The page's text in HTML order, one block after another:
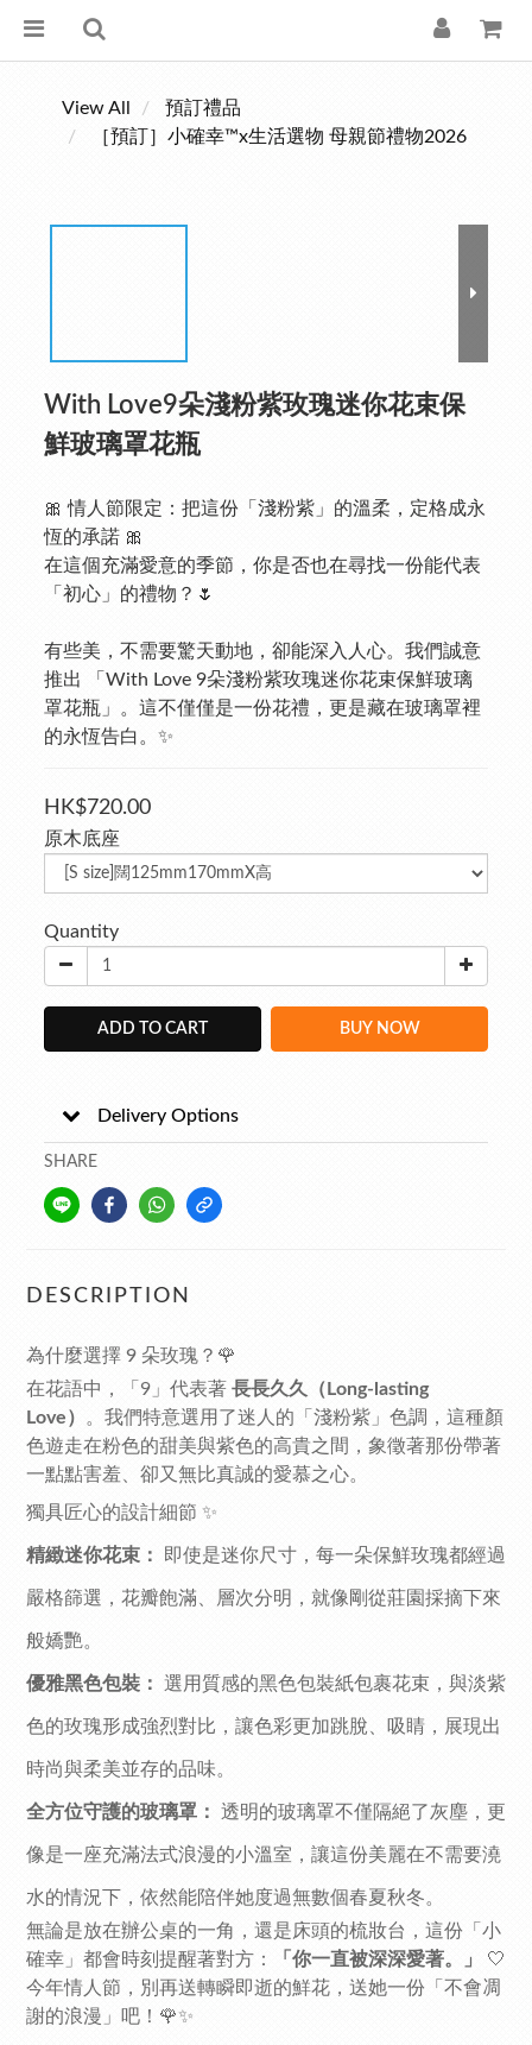
View All
預訂禮品
［預訂］小確幸™x生活選物 母親節禮物2026
With Love9朵淺粉紫玫瑰迷你花束保
鮮玻璃罩花瓶
🎀 情人節限定：把這份「淺粉紫」的溫柔，定格成永
恆的承諾 🎀
在這個充滿愛意的季節，你是否也在尋找一份能代表
「初心」的禮物？🌷
有些美，不需要驚天動地，卻能深入人心。我們誠意
推出 「With Love 9朵淺粉紫玫瑰迷你花束保鮮玻璃
罩花瓶」。這不僅僅是一份花禮，更是藏在玻璃罩裡
的永恆告白。✨
HK$720.00
原木底座
Quantity
ADD TO CART BUY NOW
Delivery Options
SHARE
DESCRIPTION
為什麼選擇 9 朵玫瑰？🌹
在花語中，「9」代表著 長長久久（Long-lasting
Love）
。我們特意選用了迷人的「淺粉紫」色調，這種顏
色遊走在粉色的甜美與紫色的高貴之間，象徵著那份帶著
一點點害羞、卻又無比真誠的愛慕之心。
獨具匠心的設計細節 ✨
精緻迷你花束： 即使是迷你尺寸，每一朵保鮮玫瑰都經過
嚴格篩選，花瓣飽滿、層次分明，就像剛從莊園採摘下來
般嬌艷。
優雅黑色包裝： 選用質感的黑色包裝紙包裹花束，與淡紫
色的玫瑰形成強烈對比，讓色彩更加跳脫、吸睛，展現出
時尚與柔美並存的品味。
全方位守護的玻璃罩： 透明的玻璃罩不僅隔絕了灰塵，更
像是一座充滿法式浪漫的小溫室，讓這份美麗在不需要澆
水的情況下，依然能陪伴她度過無數個春夏秋冬。
無論是放在辦公桌的一角，還是床頭的梳妝台，這份「小
確幸」都會時刻提醒著對方：
「你一直被深深愛著。」
🤍
今年情人節，別再送轉瞬即逝的鮮花，送她一份「不會凋
謝的浪漫」吧！🌹✨